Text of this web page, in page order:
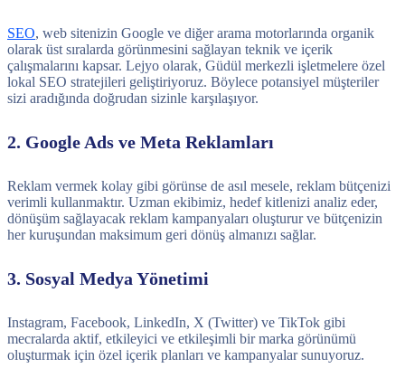
SEO, web sitenizin Google ve diğer arama motorlarında organik
olarak üst sıralarda görünmesini sağlayan teknik ve içerik
çalışmalarını kapsar. Lejyo olarak, Güdül merkezli işletmelere özel
lokal SEO stratejileri geliştiriyoruz. Böylece potansiyel müşteriler
sizi aradığında doğrudan sizinle karşılaşıyor.
2. Google Ads ve Meta Reklamları
Reklam vermek kolay gibi görünse de asıl mesele, reklam bütçenizi
verimli kullanmaktır. Uzman ekibimiz, hedef kitlenizi analiz eder,
dönüşüm sağlayacak reklam kampanyaları oluşturur ve bütçenizin
her kuruşundan maksimum geri dönüş almanızı sağlar.
3. Sosyal Medya Yönetimi
Instagram, Facebook, LinkedIn, X (Twitter) ve TikTok gibi
mecralarda aktif, etkileyici ve etkileşimli bir marka görünümü
oluşturmak için özel içerik planları ve kampanyalar sunuyoruz.